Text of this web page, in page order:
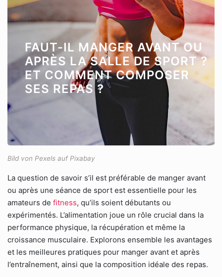
FAUT-IL MANGER AVANT OU
APRÈS LA SALLE DE SPORT ?
ET COMMENT COMPOSER
SES REPAS ?
Bild von Pexels auf Pixabay
La question de savoir s’il est préférable de manger avant
ou après une séance de sport est essentielle pour les
amateurs de fitness, qu’ils soient débutants ou
expérimentés. L’alimentation joue un rôle crucial dans la
performance physique, la récupération et même la
croissance musculaire. Explorons ensemble les avantages
et les meilleures pratiques pour manger avant et après
l’entraînement, ainsi que la composition idéale des repas.